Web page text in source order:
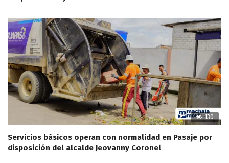
130
Servicios básicos operan con normalidad en Pasaje por
disposición del alcalde Jeovanny Coronel